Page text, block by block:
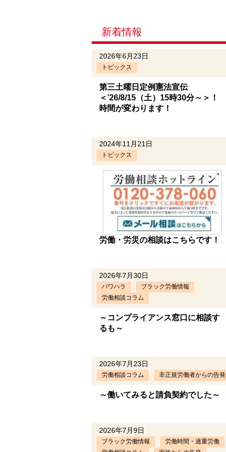
新着情報
2026年6月23日
トピックス
第三土曜日定例憲法宣伝
＜’26/8/15（土）15時30分～＞！
時間が変わります！
2024年11月21日
トピックス
労働・労災の相談はこちらです！
2026年7月30日
パワハラ
ブラック労働情報
労働相談コラム
～コンプライアンス窓口に相談す
るも～
2026年7月23日
労働相談コラム 非正規労働者からの告発
～働いてみると請負契約でした～
2026年7月9日
ブラック労働情報
労働時間・過重労働